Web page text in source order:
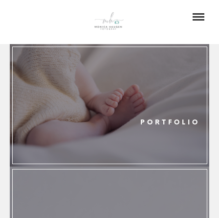
PORTFOLIO